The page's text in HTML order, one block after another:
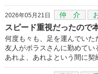
2026年05月21日 仲 介
スピード重視だったので
何度も々も、足を運んでいた
友人がポラスさんに勤めてい
あれよ、あれよという間に契